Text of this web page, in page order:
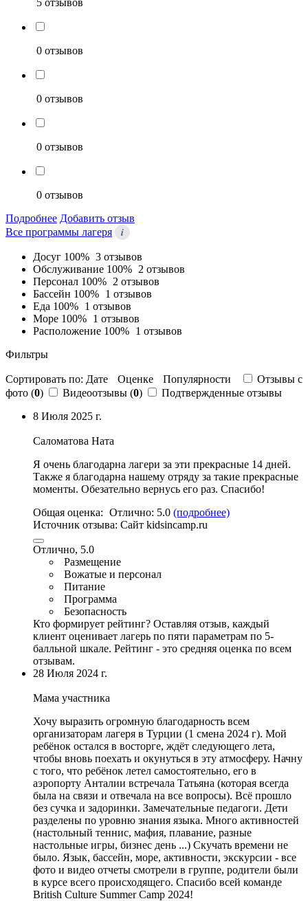
0 отзывов
0 отзывов
0 отзывов
0 отзывов
Подробнее Добавить отзыв
Все программы лагеря
i
Досуг 100% 3 отзывов
Обслуживание 100% 2 отзывов
Персонал 100% 2 отзывов
Бассейн 100% 1 отзывов
Еда 100% 1 отзывов
Море 100% 1 отзывов
Расположение 100% 1 отзывов
Фильтры
Сортировать по: Дате Оценке Популярности
Отзывы c
фото (0) Видеоотзывы (0)
Подтвержденные отзывы
8 Июля 2025 г.
Саломатова Ната
Я очень благодарна лагери за эти прекрасные 14 дней.
Также я благодарна нашему отряду за такие прекрасные
моменты. Обезательно вернусь его раз. Спасибо!
Общая оценка: Отлично: 5.0 (подробнее)
Источник отзыва: Cайт kidsincamp.ru
Отлично, 5.0
Размещение
Вожатые и персонал
Питание
Программа
Безопасность
Кто формирует рейтинг? Оставляя отзыв, каждый
клиент оценивает лагерь по пяти параметрам по 5-
балльной шкале. Рейтинг - это средняя оценка по всем
отзывам.
28 Июля 2024 г.
Мама участника
Хочу выразить огромную благодарность всем
организаторам лагеря в Турции (1 смена 2024 г). Мой
ребёнок остался в восторге, ждёт следующего лета,
чтобы вновь поехать и окунуться в эту атмосферу. Начну
с того, что ребёнок летел самостоятельно, его в
аэропорту Анталии встречала Татьяна (которая всегда
была на связи и отвечала на все вопросы). Всё прошло
без сучка и задоринки. Замечательные педагоги. Дети
разделены по уровню знания языка. Много активностей
(настольный теннис, мафия, плавание, разные
настольные игры, бизнес день ...) Скучать времени не
было. Язык, бассейн, море, активности, экскурсии - все
фото и видео отчеты смотрели в группе, родители были
в курсе всего происходящего. Спасибо всей команде
British Culture Summer Camp 2024!